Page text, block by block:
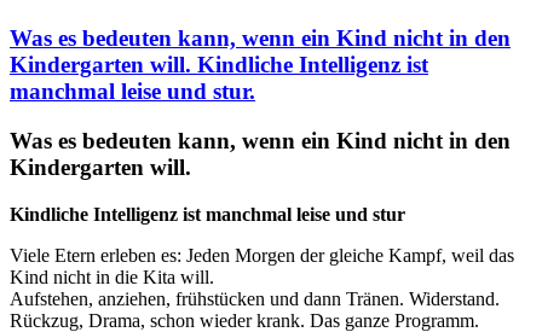
Was es bedeuten kann, wenn ein Kind nicht in den
Kindergarten will. Kindliche Intelligenz ist
manchmal leise und stur.
Was es bedeuten kann, wenn ein Kind nicht in den
Kindergarten will.
Kindliche Intelligenz ist manchmal leise und stur
Viele Etern erleben es: Jeden Morgen der gleiche Kampf, weil das
Kind nicht in die Kita will.
Aufstehen, anziehen, frühstücken und dann Tränen. Widerstand.
Rückzug, Drama, schon wieder krank. Das ganze Programm.